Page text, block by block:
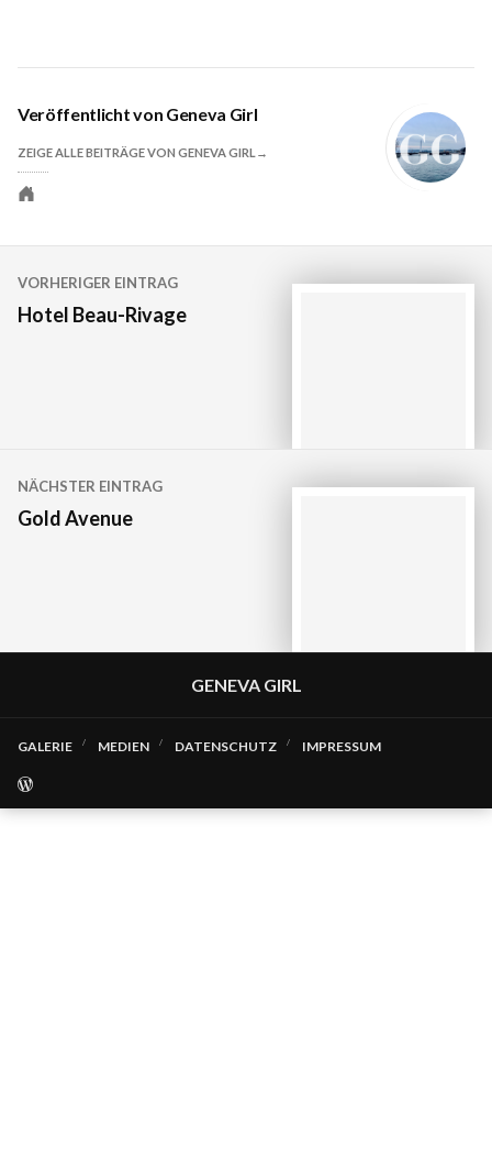
Veröffentlicht von Geneva Girl
ZEIGE ALLE BEITRÄGE VON GENEVA GIRL
VORHERIGER EINTRAG
Hotel Beau-Rivage
NÄCHSTER EINTRAG
Gold Avenue
GENEVA GIRL
GALERIE MEDIEN DATENSCHUTZ IMPRESSUM